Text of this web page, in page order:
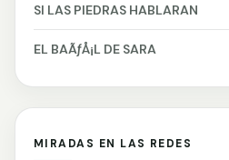
SI LAS PIEDRAS HABLARAN
EL BAÃƒÅ¡L DE SARA
MIRADAS EN LAS REDES